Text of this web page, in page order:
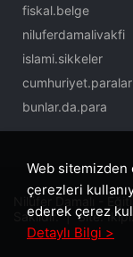
fiskal.belge
niluferdamalivakfi
islami.sikkeler
bunlar.da.para
Nilüfer Damalı -
Saklıdır. | Site:
Web
çerezleri
ederek çerez
Detaylı Bilgi >